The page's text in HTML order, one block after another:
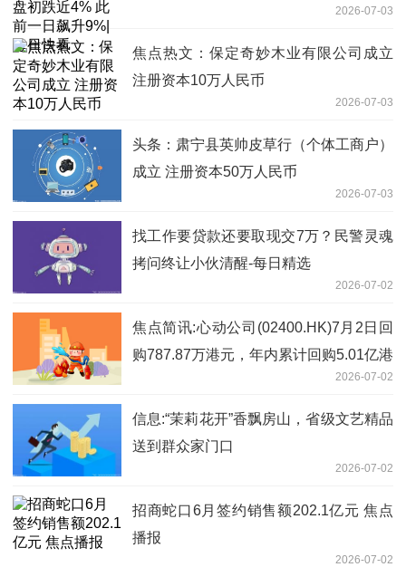
2026-07-03
焦点热文：保定奇妙木业有限公司成立
注册资本10万人民币
2026-07-03
头条：肃宁县英帅皮草行（个体工商户）
成立 注册资本50万人民币
2026-07-03
找工作要贷款还要取现交7万？民警灵魂
拷问终让小伙清醒-每日精选
2026-07-02
焦点简讯:心动公司(02400.HK)7月2日回
购787.87万港元，年内累计回购5.01亿港
2026-07-02
信息:“茉莉花开”香飘房山，省级文艺精品
送到群众家门口
2026-07-02
招商蛇口6月签约销售额202.1亿元 焦点
播报
2026-07-02